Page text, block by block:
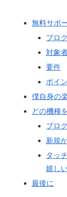
無料サポ
プロ
対象
要件
ポイ
僕自身の
どの機種
プロ
新規
タッ
嬉しい
最後に